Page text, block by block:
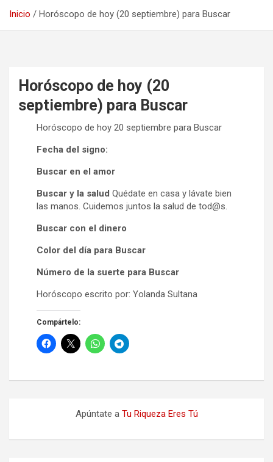
Inicio Horóscopo de hoy (20 septiembre) para Buscar
Horóscopo de hoy (20
septiembre) para Buscar
Horóscopo de hoy 20 septiembre para Buscar
Fecha del signo:
Buscar en el amor
Buscar y la salud Quédate en casa y lávate bien
las manos. Cuidemos juntos la salud de tod@s.
Buscar con el dinero
Color del día para Buscar
Número de la suerte para Buscar
Horóscopo escrito por: Yolanda Sultana
Compártelo:
Apúntate a Tu Riqueza Eres Tú